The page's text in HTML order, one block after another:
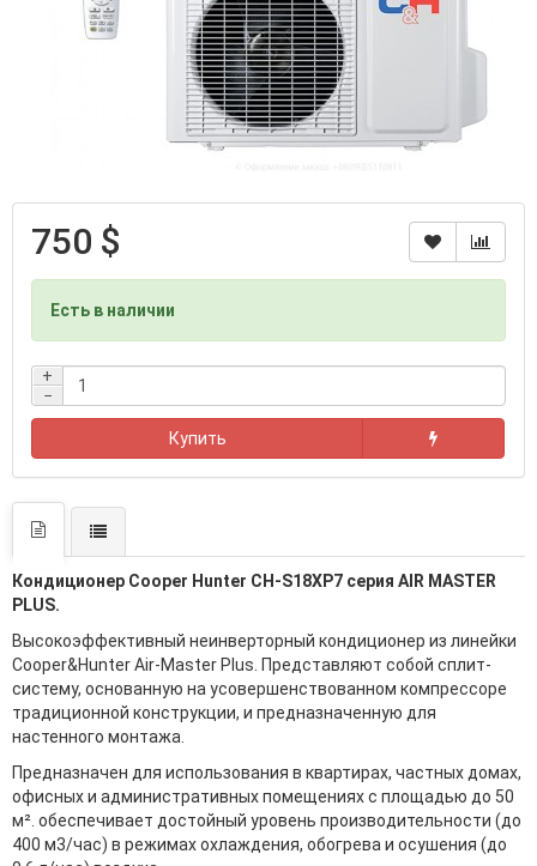
750 $
Есть в наличии
+
−
Купить
Кондиционер Cooper Hunter CH-S18XP7 серия AIR MASTER
PLUS.
Высокоэффективный неинверторный кондиционер из линейки
Cooper&Hunter Air-Master Plus. Представляют собой сплит-
систему, основанную на усовершенствованном компрессоре
традиционной конструкции, и предназначенную для
настенного монтажа.
Предназначен для использования в квартирах, частных домах,
офисных и административных помещениях с площадью до 50
м². обеспечивает достойный уровень производительности (до
400 м3/час) в режимах охлаждения, обогрева и осушения (до